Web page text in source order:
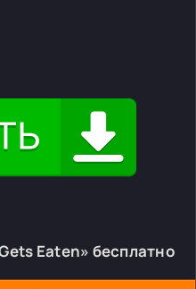
Eaten» бесплатно